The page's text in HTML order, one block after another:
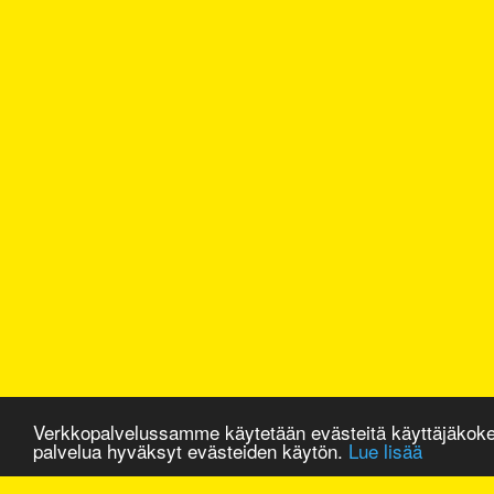
Verkkopalvelussamme käytetään evästeitä
palvelua hyväksyt evästeiden käytön. Lue lisää